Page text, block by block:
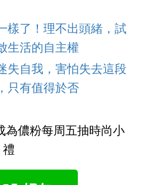
樣了！理不出頭緒，試
生活的自主權
失自我，害怕失去這段
只有值得於否
為儂粉每周五抽時尚小
禮